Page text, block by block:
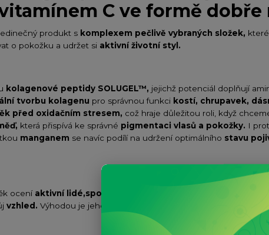
C ve formě
produkt s komplexem pečlivě vybraných složek,
o pokožku a udržet si aktivní životní styl.
kolagenové peptidy SOLUGEL™, jejichž potenciál doplňují
tvorbu kolagenu pro správnou funkci kostí, chrupavek,
před oxidačním stresem, což hraje důležitou roli, když
která přispívá ke správné pigmentaci vlasů a pokožky. I
manganem se navíc podílí na udržení optimálního stavu
ocení aktivní lidé,sportovci
vzhled. Výhodou je jeho